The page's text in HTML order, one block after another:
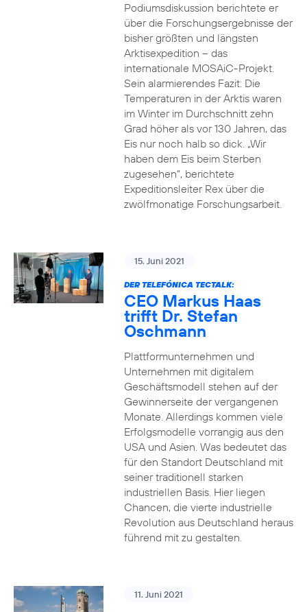
Podiumsdiskussion berichtete er
über die Forschungsergebnisse der
bisher größten und längsten
Arktisexpedition – das
internationale MOSAiC-Projekt.
Sein alarmierendes Fazit: Die
Temperaturen in der Arktis waren
im Winter im Durchschnitt zehn
Grad höher als vor 130 Jahren, das
Eis nur noch halb so dick. „Wir
haben dem Eis beim Sterben
zugesehen“, berichtete
Expeditionsleiter Rex über die
zwölfmonatige Forschungsarbeit.
15. Juni 2021
DER TELEFÓNICA TECTALK:
CEO Markus Haas
trifft Dr. Stefan
Oschmann
Plattformunternehmen und
Unternehmen mit digitalem
Geschäftsmodell stehen auf der
Gewinnerseite der vergangenen
Monate. Allerdings kommen viele
Erfolgsmodelle vorrangig aus den
USA und Asien. Was bedeutet das
für den Standort Deutschland mit
seiner traditionell starken
industriellen Basis. Hier liegen
Chancen, die vierte industrielle
Revolution aus Deutschland heraus
führend mit zu gestalten.
11. Juni 2021